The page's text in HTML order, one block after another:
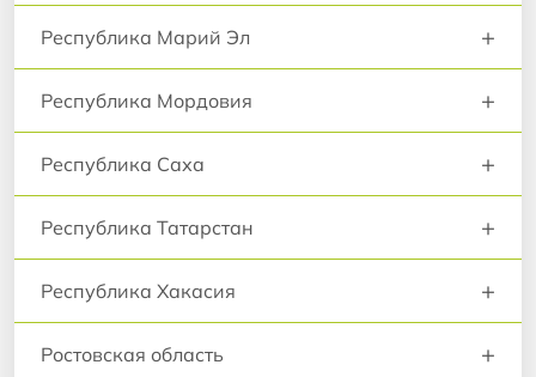
Республика Марий Эл +
Республика Мордовия +
Республика Саха +
Республика Татарстан +
Республика Хакасия +
Ростовская область +